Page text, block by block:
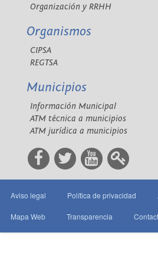
Organización y RRHH
Organismos
CIPSA
REGTSA
Municipios
Información Municipal
ATM técnica a municipios
ATM jurídica a municipios
Aviso legal Política de privacidad
Mapa Web Transparencia